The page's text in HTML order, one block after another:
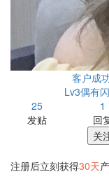
客户成
Lv3偶有
25
发贴
1
回
关
注册后立刻获得30天